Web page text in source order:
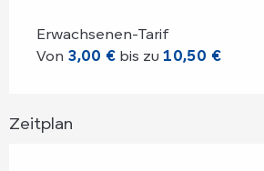
Erwachsenen-Tarif
Von 3,00 € bis zu 10,50 €
Zeitplan